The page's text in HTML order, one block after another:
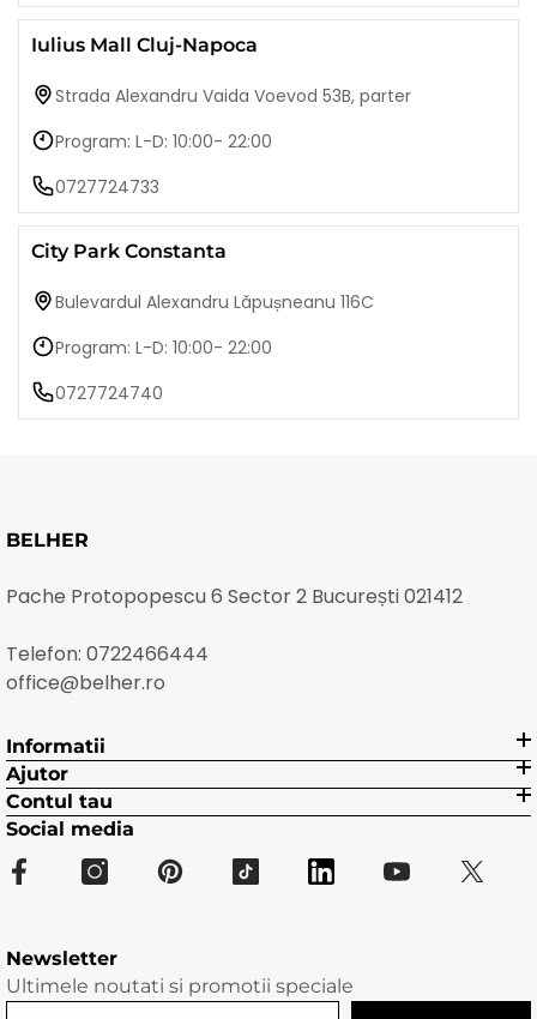
Iulius Mall Cluj-Napoca
Strada Alexandru Vaida Voevod 53B, parter
Program: L-D: 10:00- 22:00
0727724733
City Park Constanta
Bulevardul Alexandru Lăpușneanu 116C
Program: L-D: 10:00- 22:00
0727724740
BELHER
Pache Protopopescu 6 Sector 2 București 021412
Telefon: 0722466444
office@belher.ro
Informatii
Ajutor
Contul tau
Social media
Newsletter
Ultimele noutati si promotii speciale